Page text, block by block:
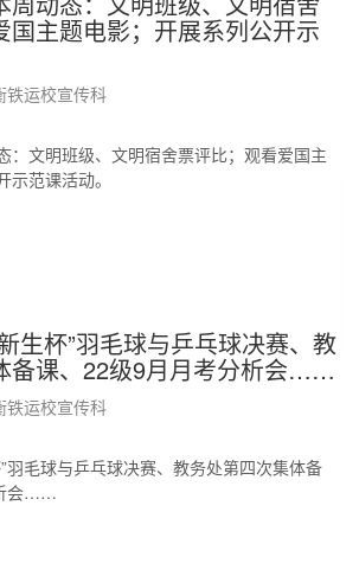
国主题电影；开展系列公开示
铁运校宣传科
：文明班级、文明宿舍票评比；观看爱国主
范课活动。
生杯”羽毛球与乒乓球决赛、教
备课、22级9月月考分析会……
铁运校宣传科
羽毛球与乒乓球决赛、教务处第四次集体备
会……